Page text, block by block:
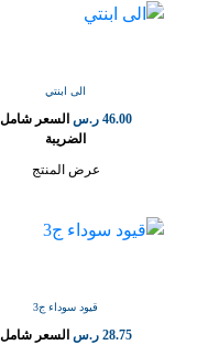
الى ابنتي
46.00 ر.س السعر شامل
الضريبة
عرض المنتج
قيود سوداء ج3
28.75 ر.س السعر شامل